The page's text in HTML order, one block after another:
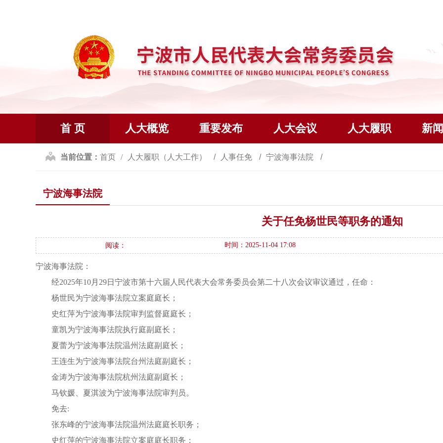
首 页 人大概览 重要发布 人大会议 人大履职 新
当前位置： 首页 人大履职（人大工作） 人事任免 宁波海事法院
宁波海事法院
关于任免杨世民等职务的通知
阅读： 时间：2025-11-04 17:08
宁波海事法院：
经2025年10月29日宁波市第十六届人民代表大会常务委员会第二十八次会议审议通过，任命：
杨世民为宁波海事法院立案庭庭长；
史红萍为宁波海事法院审判监督庭庭长；
童凯为宁波海事法院执行庭副庭长；
夏蕾为宁波海事法院温州法庭副庭长；
王连生为宁波海事法院台州法庭副庭长；
金涛为宁波海事法院杭州法庭副庭长；
马钦媛、夏淇波为宁波海事法院审判员。
免去:
张东峰的宁波海事法院温州法庭庭长职务；
史红萍的宁波海事法院立案庭庭长职务；